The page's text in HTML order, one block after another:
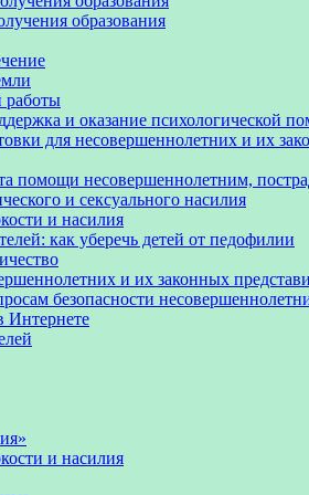
образования
работы
и оказание психологической
для несовершеннолетних и их
помощи несовершеннолетним,
и сексуального насилия
и насилия
как уберечь детей от педофилии
и их законных
безопасности
Интернете
и насилия